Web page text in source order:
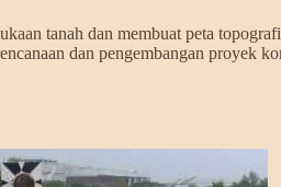
tanah dan membuat peta
dan pengembangan proyek